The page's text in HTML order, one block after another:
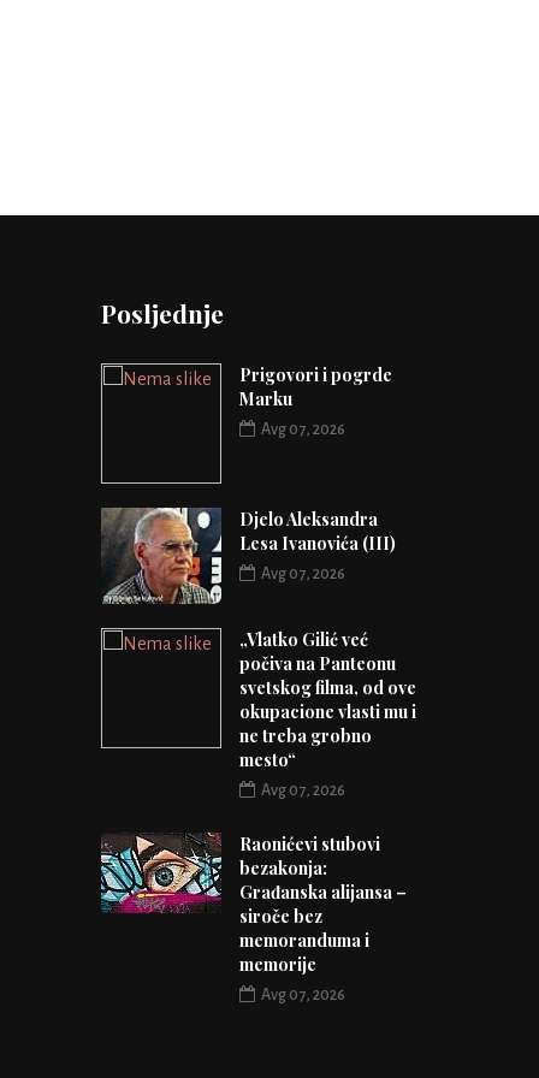
Posljednje
Prigovori i pogrde
Marku
Avg 07, 2026
Djelo Aleksandra
Lesa Ivanovića (III)
Avg 07, 2026
„Vlatko Gilić već
počiva na Panteonu
svetskog filma, od ove
okupacione vlasti mu i
ne treba grobno
mesto“
Avg 07, 2026
Raonićevi stubovi
bezakonja:
Građanska alijansa –
siroče bez
memoranduma i
memorije
Avg 07, 2026